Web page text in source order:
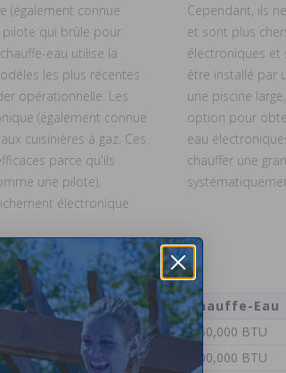
(également connue
pilote qui brûle pour
eau utilise la
les plus récentes
opérationnelle. Les
(également connue
cuisinières à gaz. Ces
parce qu'ils
une pilote),
électronique
Cependant, ils
et sont plus
électroniques et
être installé par
une piscine
option pour
eau
chauffer une
au-je Besoin?
Taille de Chauffe-Eau
100,000 - 150,000 BTU
100,000 - 200,000 BTU